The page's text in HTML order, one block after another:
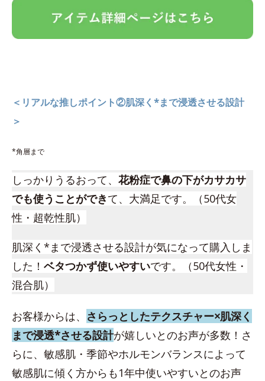
＜リアルな推しポイント②肌深く*まで浸透させる設計
＞
*角層まで
しっかりうるおって、 花粉症で鼻の下がカサカサ
でも使うことができて、大満足です。（50代女
性・超乾性肌）
肌深く*まで浸透させる設計が気になって購入しま
した！ ベタつかず使いやすいです。（50代女性・
混合肌）
お客様からは、 さらっとしたテクスチャー×肌深く
まで浸透*させる設計が嬉しいとのお声が多数！さ
らに、敏感肌・季節やホルモンバランスによって
敏感肌に傾く方からも1年中使いやすいとのお声